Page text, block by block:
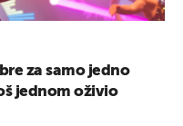
za samo jedno
jednom oživio